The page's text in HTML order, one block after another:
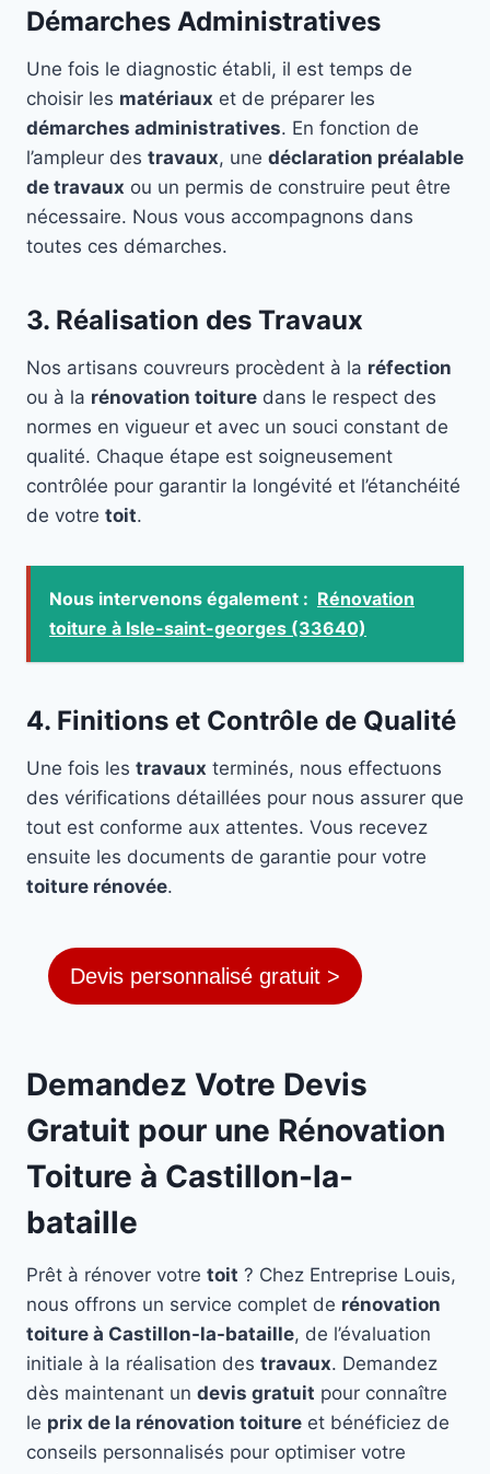
Démarches Administratives
Une fois le diagnostic établi, il est temps de
choisir les matériaux et de préparer les
démarches administratives. En fonction de
l’ampleur des travaux, une déclaration préalable
de travaux ou un permis de construire peut être
nécessaire. Nous vous accompagnons dans
toutes ces démarches.
3. Réalisation des Travaux
Nos artisans couvreurs procèdent à la réfection
ou à la rénovation toiture dans le respect des
normes en vigueur et avec un souci constant de
qualité. Chaque étape est soigneusement
contrôlée pour garantir la longévité et l’étanchéité
de votre toit.
Nous intervenons également : Rénovation
toiture à Isle-saint-georges (33640)
4. Finitions et Contrôle de Qualité
Une fois les travaux terminés, nous effectuons
des vérifications détaillées pour nous assurer que
tout est conforme aux attentes. Vous recevez
ensuite les documents de garantie pour votre
toiture rénovée.
Devis personnalisé gratuit >
Demandez Votre Devis
Gratuit pour une Rénovation
Toiture à Castillon-la-
bataille
Prêt à rénover votre toit ? Chez Entreprise Louis,
nous offrons un service complet de rénovation
toiture à Castillon-la-bataille, de l’évaluation
initiale à la réalisation des travaux. Demandez
dès maintenant un devis gratuit pour connaître
le prix de la rénovation toiture et bénéficiez de
conseils personnalisés pour optimiser votre